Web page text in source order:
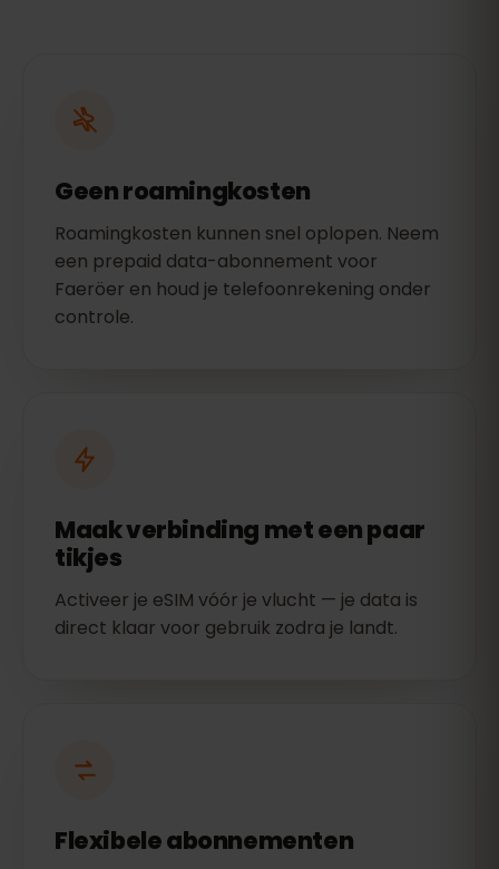
Geen roamingkosten
Roamingkosten kunnen snel oplopen. Neem
een prepaid data-abonnement voor
Faeröer en houd je telefoonrekening onder
controle.
Maak verbinding met een paar
tikjes
Activeer je eSIM vóór je vlucht — je data is
direct klaar voor gebruik zodra je landt.
Flexibele abonnementen